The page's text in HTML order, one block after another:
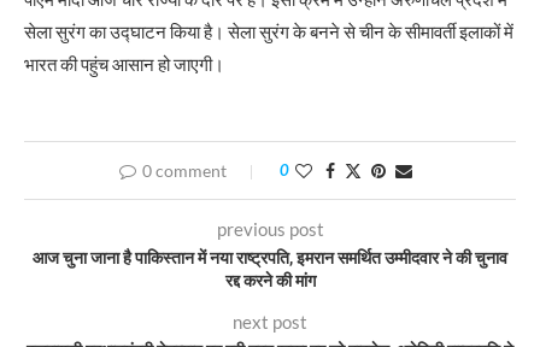
सेला सुरंग का उद्घाटन किया है। सेला सुरंग के बनने से चीन के सीमावर्ती इलाकों में
भारत की पहुंच आसान हो जाएगी।
0 comment 0
previous post
आज चुना जाना है पाकिस्तान में नया राष्ट्रपति, इमरान समर्थित उम्मीदवार ने की चुनाव
रद्द करने की मांग
next post